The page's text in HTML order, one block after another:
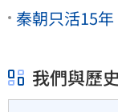
秦朝只活15
我們與歷